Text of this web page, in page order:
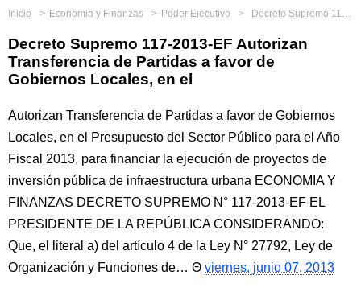
Inicio Economia y Finanzas Poder Ejecutivo Decreto Supremo 117-2013-EF Autorizan Transferencia de Partidas a favor de Gobiernos Locales, en el
Decreto Supremo 117-2013-EF Autorizan
Transferencia de Partidas a favor de
Gobiernos Locales, en el
Autorizan Transferencia de Partidas a favor de Gobiernos
Locales, en el Presupuesto del Sector Público para el Año
Fiscal 2013, para financiar la ejecución de proyectos de
inversión pública de infraestructura urbana ECONOMIA Y
FINANZAS DECRETO SUPREMO N° 117-2013-EF EL
PRESIDENTE DE LA REPÚBLICA CONSIDERANDO:
Que, el literal a) del artículo 4 de la Ley N° 27792, Ley de
Organización y Funciones de…
viernes, junio 07, 2013